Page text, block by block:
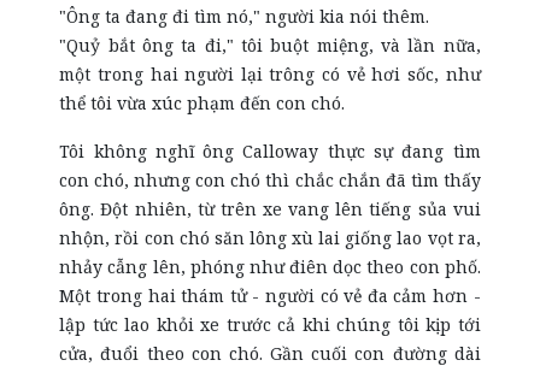
"Ông ta đang đi tìm nó," người kia nói thêm.
"Quỷ bắt ông ta đi," tôi buột miệng, và lần nữa,
một trong hai người lại trông có vẻ hơi sốc, như
thể tôi vừa xúc phạm đến con chó.
Tôi không nghĩ ông Calloway thực sự đang tìm
con chó, nhưng con chó thì chắc chắn đã tìm thấy
ông. Đột nhiên, từ trên xe vang lên tiếng sủa vui
nhộn, rồi con chó săn lông xù lai giống lao vọt ra,
nhảy cẫng lên, phóng như điên dọc theo con phố.
Một trong hai thám tử - người có vẻ đa cảm hơn -
lập tức lao khỏi xe trước cả khi chúng tôi kịp tới
cửa, đuổi theo con chó. Gần cuối con đường dài